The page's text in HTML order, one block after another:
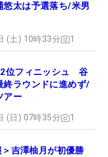
太は予選落ち/米男
(土) 10時33分 1
位フィニッシュ 谷
終ラウンドに進めず/
アー
(日) 07時35分 1
＞吉澤柚月が初優勝